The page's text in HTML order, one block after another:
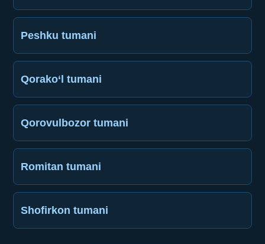
Peshku tumani
Qorako‘l tumani
Qorovulbozor tumani
Romitan tumani
Shofirkon tumani